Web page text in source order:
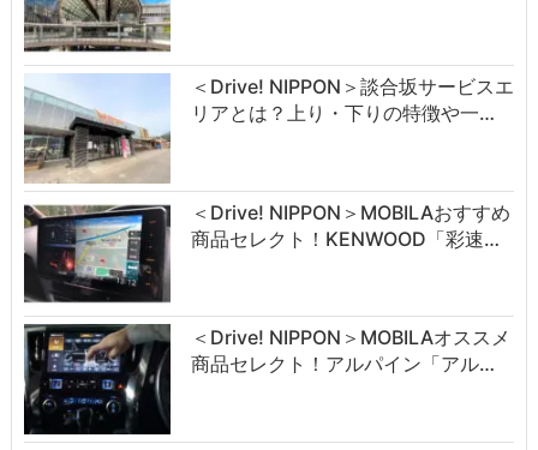
＜Drive! NIPPON＞談合坂サービスエ
リアとは？上り・下りの特徴や一…
＜Drive! NIPPON＞MOBILAおすすめ
商品セレクト！KENWOOD「彩速…
＜Drive! NIPPON＞MOBILAオススメ
商品セレクト！アルパイン「アル…